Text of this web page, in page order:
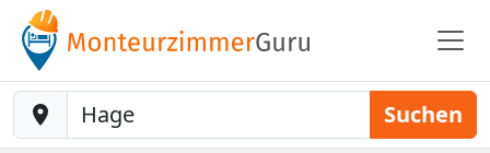
Baustelle-Location Suchen